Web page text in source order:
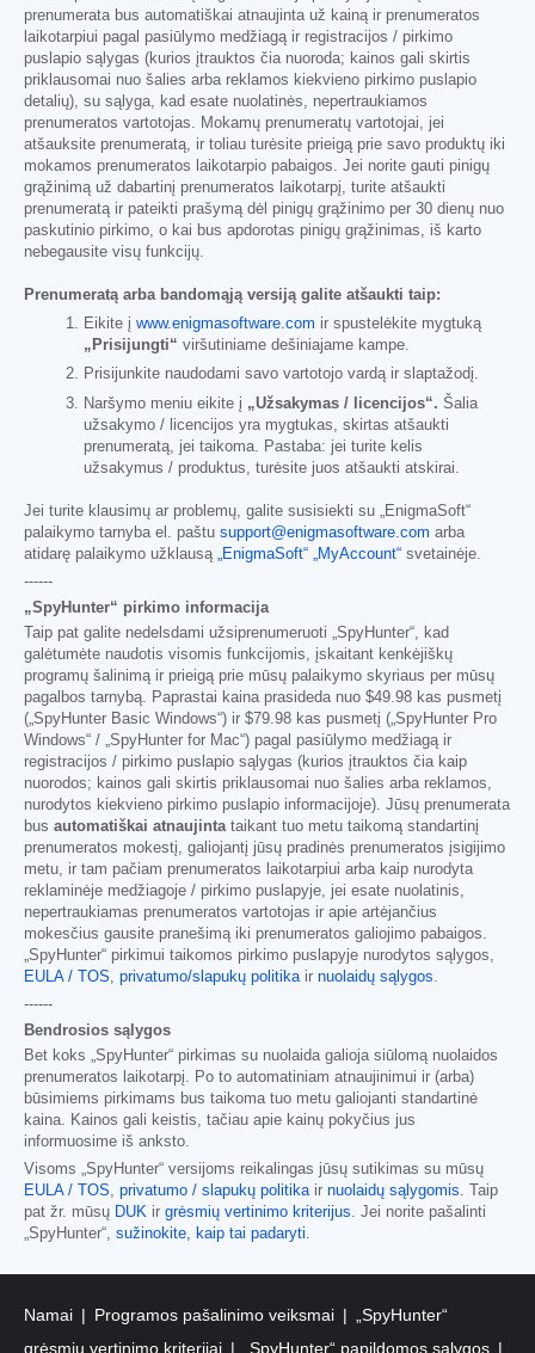
prenumerata bus automatiškai atnaujinta už kainą ir prenumeratos
laikotarpiui pagal pasiūlymo medžiagą ir registracijos / pirkimo
puslapio sąlygas (kurios įtrauktos čia nuoroda; kainos gali skirtis
priklausomai nuo šalies arba reklamos kiekvieno pirkimo puslapio
detalių), su sąlyga, kad esate nuolatinės, nepertraukiamos
prenumeratos vartotojas. Mokamų prenumeratų vartotojai, jei
atšauksite prenumeratą, ir toliau turėsite prieigą prie savo produktų iki
mokamos prenumeratos laikotarpio pabaigos. Jei norite gauti pinigų
grąžinimą už dabartinį prenumeratos laikotarpį, turite atšaukti
prenumeratą ir pateikti prašymą dėl pinigų grąžinimo per 30 dienų nuo
paskutinio pirkimo, o kai bus apdorotas pinigų grąžinimas, iš karto
nebegausite visų funkcijų.
Prenumeratą arba bandomąją versiją galite atšaukti taip:
Eikite į www.enigmasoftware.com ir spustelėkite mygtuką
„Prisijungti“ viršutiniame dešiniajame kampe.
Prisijunkite naudodami savo vartotojo vardą ir slaptažodį.
Naršymo meniu eikite į „Užsakymas / licencijos“. Šalia
užsakymo / licencijos yra mygtukas, skirtas atšaukti
prenumeratą, jei taikoma. Pastaba: jei turite kelis
užsakymus / produktus, turėsite juos atšaukti atskirai.
Jei turite klausimų ar problemų, galite susisiekti su „EnigmaSoft“
palaikymo tarnyba el. paštu support@enigmasoftware.com arba
atidarę palaikymo užklausą
„EnigmaSoft“ „MyAccount“ svetainėje.
------
„SpyHunter“ pirkimo informacija
Taip pat galite nedelsdami užsiprenumeruoti „SpyHunter“, kad
galėtumėte naudotis visomis funkcijomis, įskaitant kenkėjiškų
programų šalinimą ir prieigą prie mūsų palaikymo skyriaus per mūsų
pagalbos tarnybą. Paprastai kaina prasideda nuo $49.98 kas pusmetį
(„SpyHunter Basic Windows“) ir $79.98 kas pusmetį („SpyHunter Pro
Windows“ / „SpyHunter for Mac“) pagal pasiūlymo medžiagą ir
registracijos / pirkimo puslapio sąlygas (kurios įtrauktos čia kaip
nuorodos; kainos gali skirtis priklausomai nuo šalies arba reklamos,
nurodytos kiekvieno pirkimo puslapio informacijoje). Jūsų prenumerata
bus automatiškai atnaujinta taikant tuo metu taikomą standartinį
prenumeratos mokestį, galiojantį jūsų pradinės prenumeratos įsigijimo
metu, ir tam pačiam prenumeratos laikotarpiui arba kaip nurodyta
reklaminėje medžiagoje / pirkimo puslapyje, jei esate nuolatinis,
nepertraukiamas prenumeratos vartotojas ir apie artėjančius
mokesčius gausite pranešimą iki prenumeratos galiojimo pabaigos.
„SpyHunter“ pirkimui taikomos pirkimo puslapyje nurodytos sąlygos,
EULA / TOS
privatumo/slapukų politika ir nuolaidų sąlygos
------
Bendrosios sąlygos
Bet koks „SpyHunter“ pirkimas su nuolaida galioja siūlomą nuolaidos
prenumeratos laikotarpį. Po to automatiniam atnaujinimui ir (arba)
būsimiems pirkimams bus taikoma tuo metu galiojanti standartinė
kaina. Kainos gali keistis, tačiau apie kainų pokyčius jus
informuosime iš anksto.
Visoms „SpyHunter“ versijoms reikalingas jūsų sutikimas su mūsų
EULA / TOS
privatumo / slapukų politika ir nuolaidų sąlygomis . Taip
pat žr. mūsų DUK ir grėsmių vertinimo kriterijus . Jei norite pašalinti
„SpyHunter“, sužinokite, kaip tai padaryti
Namai Programos pašalinimo veiksmai
„SpyHunter“
grėsmių vertinimo kriterijai
„SpyHunter“ papildomos sąlygos